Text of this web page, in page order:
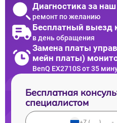
Диагностика за наш
ремонт по желанию
Бесплатный выезд
в день обращения
Замена платы
мейн платы)
BenQ EX2710S от 35
Бесплатная
специалистом